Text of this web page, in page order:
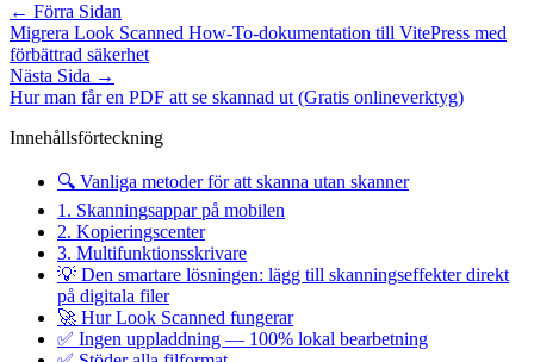
← Förra Sidan
Migrera Look Scanned How-To-dokumentation till VitePress med
förbättrad säkerhet
Nästa Sida →
Hur man får en PDF att se skannad ut (Gratis onlineverktyg)
Innehållsförteckning
🔍 Vanliga metoder för att skanna utan skanner
1. Skanningsappar på mobilen
2. Kopieringscenter
3. Multifunktionsskrivare
💡 Den smartare lösningen: lägg till skanningseffekter direkt
på digitala filer
🚀 Hur Look Scanned fungerar
✅ Ingen uppladdning — 100% lokal bearbetning